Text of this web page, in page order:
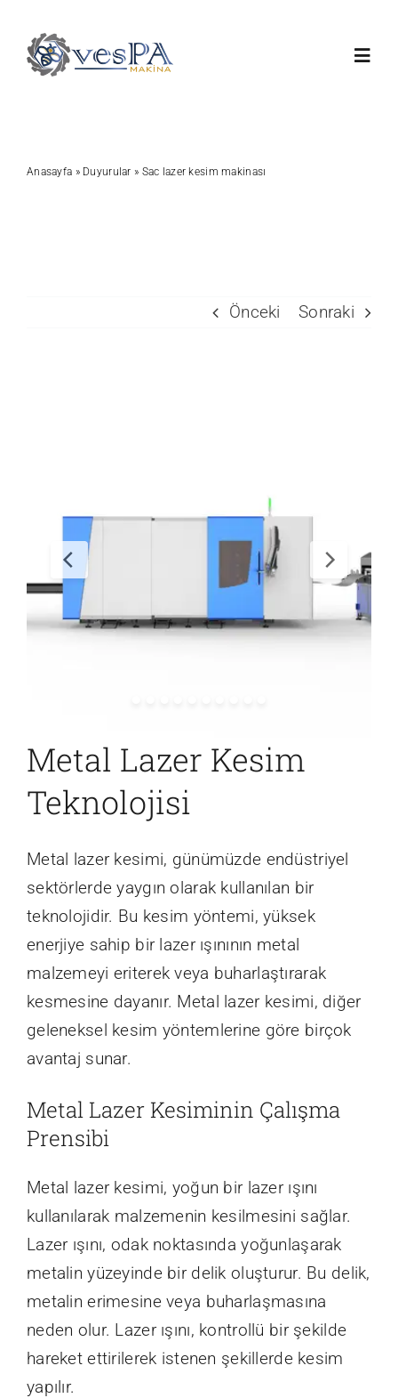
content
Anasayfa » Duyurular » Sac lazer kesim makinası
Önceki Sonraki
Metal Lazer Kesim
Teknolojisi
Metal lazer kesimi, günümüzde endüstriyel
sektörlerde yaygın olarak kullanılan bir
teknolojidir. Bu kesim yöntemi, yüksek
enerjiye sahip bir lazer ışınının metal
malzemeyi eriterek veya buharlaştırarak
kesmesine dayanır. Metal lazer kesimi, diğer
geleneksel kesim yöntemlerine göre birçok
avantaj sunar.
Metal Lazer Kesiminin Çalışma
Prensibi
Metal lazer kesimi, yoğun bir lazer ışını
kullanılarak malzemenin kesilmesini sağlar.
Lazer ışını, odak noktasında yoğunlaşarak
metalin yüzeyinde bir delik oluşturur. Bu delik,
metalin erimesine veya buharlaşmasına
neden olur. Lazer ışını, kontrollü bir şekilde
hareket ettirilerek istenen şekillerde kesim
yapılır.